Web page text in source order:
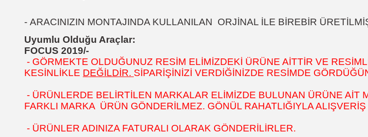
- ARACINIZIN MONTAJINDA KULLANILAN ORJİNAL İLE BİREBİR
Uyumlu Olduğu Araçlar:
FOCUS 2019/-
- GÖRMEKTE OLDUĞUNUZ RESİM ELİMİZDEKİ ÜRÜNE AİTTİR VE
KESİNLİKLE DEĞİLDİR. SİPARİŞİNİZİ VERDİĞİNİZDE RESİMDE
- ÜRÜNLERDE BELİRTİLEN MARKALAR ELİMİZDE BULUNAN ÜRÜNE AİT
FARKLI MARKA ÜRÜN GÖNDERİLMEZ. GÖNÜL RAHATLIĞIYLA
- ÜRÜNLER ADINIZA FATURALI OLARAK GÖNDERİLİRLER.